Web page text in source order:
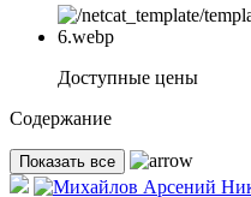
Доступные цены
Содержание
Показать все